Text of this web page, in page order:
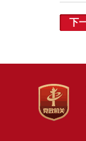
下